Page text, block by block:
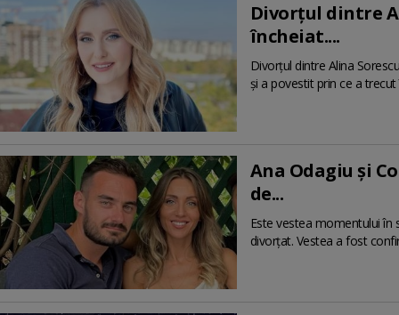
Divorțul dintre
încheiat....
Divorțul dintre Alina
și a povestit prin ce a
Ana Odagiu și
de...
Este vestea momentului în
divorțat. Vestea a fost